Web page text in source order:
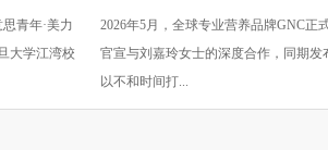
青年·美力
大学江湾校
应“她需求”，陪伴每一阶段的
从容生长
2026年5月，全球专业营养品牌GNC正
官宣与刘嘉玲女士的深度合作，同期发
以不和时间打...